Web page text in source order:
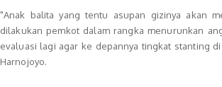
"Anak balita yang tentu asupan gizinya akan
dilakukan pemkot dalam rangka menurunkan
evaluasi lagi agar ke depannya tingkat stanting
Harnojoyo.